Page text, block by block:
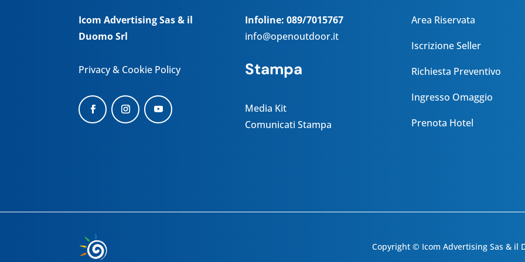
Icom Advertising Sas & il
Duomo Srl
Privacy & Cookie Policy
Infoline: 089/7015767
info@openoutdoor.it
Stampa
Media Kit
Comunicati Stampa
Area Riservata
Iscrizione Seller
Richiesta Preventivo
Ingresso Omaggio
Prenota Hotel
Copyright © Icom Advertising Sas & il